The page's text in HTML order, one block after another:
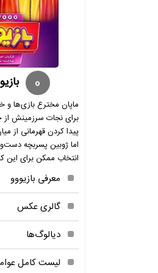
0
ماپان مخترع بازی‌ها و
برای نجات سرزمینش از
پیدا کردن قهرمانی از
اما ژوبین پسربچه‌
انتخاب ممکن برای این
معرفی بازیووو
گالری عکس
دیالوگ‌ها
لیست کامل